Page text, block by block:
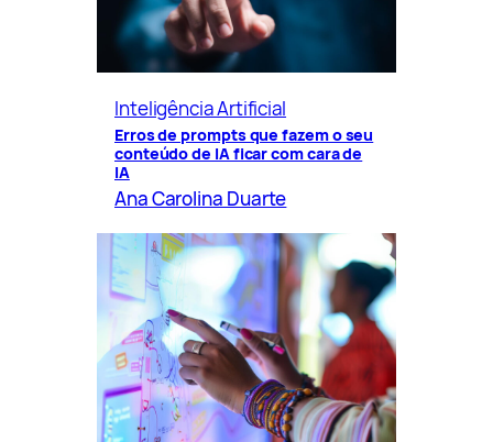
Inteligência Artificial
Erros de prompts que fazem o seu
conteúdo de IA ficar com cara de
IA
Ana Carolina Duarte